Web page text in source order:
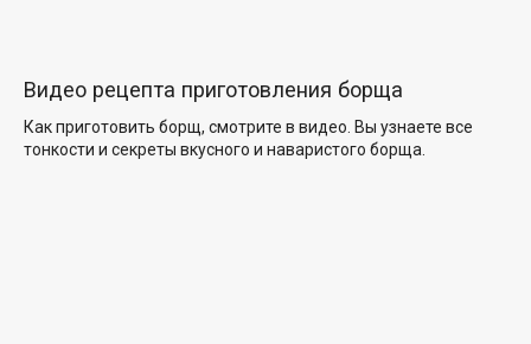
Видео рецепта приготовления борща
Как приготовить борщ, смотрите в видео. Вы узнаете все
тонкости и секреты вкусного и наваристого борща.